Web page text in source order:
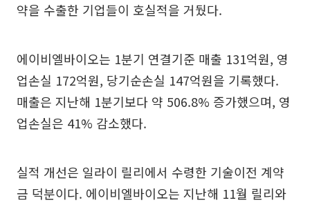
약을 수출한 기업들이 호실적을 거뒀다.
에이비엘바이오는 1분기 연결기준 매출 131억원, 영
업손실 172억원, 당기순손실 147억원을 기록했다.
매출은 지난해 1분기보다 약 506.8% 증가했으며, 영
업손실은 41% 감소했다.
실적 개선은 일라이 릴리에서 수령한 기술이전 계약
금 덕분이다. 에이비엘바이오는 지난해 11월 릴리와